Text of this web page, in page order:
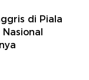
di Piala